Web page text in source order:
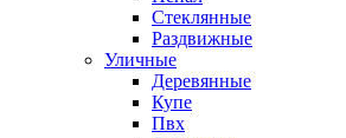
Стеклянные
Раздвижные
Уличные
Деревянные
Купе
Пвх